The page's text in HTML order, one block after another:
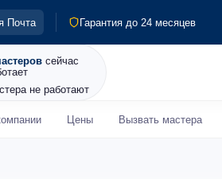
Почта
Гарантия до 24 месяцев
сейчас
не работают
Цены Вызвать мастера